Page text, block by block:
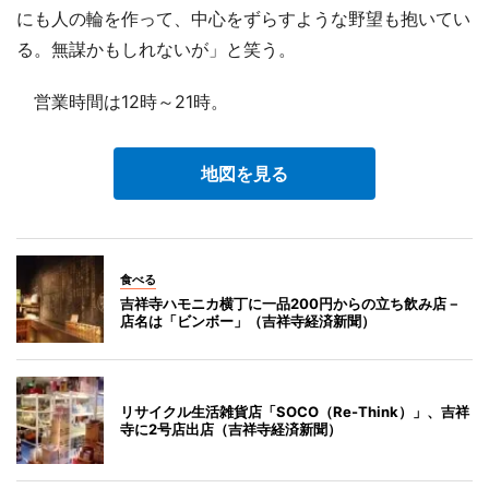
にも人の輪を作って、中心をずらすような野望も抱いてい
る。無謀かもしれないが」と笑う。
営業時間は12時～21時。
地図を見る
食べる
吉祥寺ハモニカ横丁に一品200円からの立ち飲み店－
店名は「ビンボー」（吉祥寺経済新聞）
リサイクル生活雑貨店「SOCO（Re-Think）」、吉祥
寺に2号店出店（吉祥寺経済新聞）